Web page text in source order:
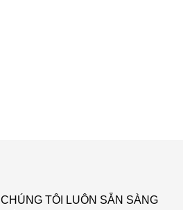
CHÚNG TÔI LUÔN SẴN SÀNG